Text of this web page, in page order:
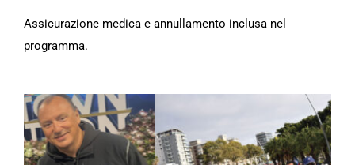
Assicurazione medica e annullamento inclusa nel
programma.